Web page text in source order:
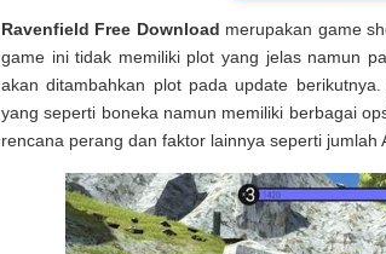
Ravenfield Free Download merupakan game
game ini tidak memiliki plot yang jelas namun
akan ditambahkan plot pada update
yang seperti boneka namun memiliki berbagai
rencana perang dan faktor lainnya seperti jumlah